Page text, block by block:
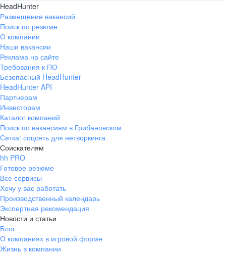
HeadHunter
Размещение вакансий
Поиск по резюме
О компании
Наши вакансии
Реклама на сайте
Требования к ПО
Безопасный HeadHunter
HeadHunter API
Партнерам
Инвесторам
Каталог компаний
Поиск по вакансиям в Грибановском
Сетка: соцсеть для нетворкинга
Соискателям
hh PRO
Готовое резюме
Все сервисы
Хочу у вас работать
Производственный календарь
Экспертная рекомендация
Новости и статьи
Блог
О компаниях в игровой форме
Жизнь в компании